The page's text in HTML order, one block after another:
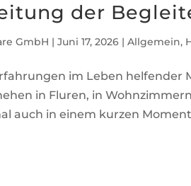
der
GmbH |Juni 17, 2026 |Allgemein,
im Leben helfender
in Fluren, in
auch in einem kurzen